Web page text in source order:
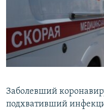
ПОБЕДИТЕЛЕЙ НЕ СУДЯТ?
КРЫМ.НЕПОКОРЕННЫЙ
ПРИСОЕДИНЯЙТЕСЬ!
Все сайты RFE/RL
Заболевший
подхвативший